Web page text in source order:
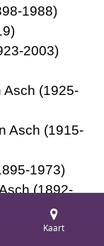
1988)
2003)
Asch (1925-
Asch (1915-
1973)
(1892-
Kaart